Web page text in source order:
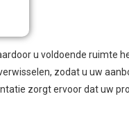
u voldoende ruimte
zodat u uw
zorgt ervoor dat uw